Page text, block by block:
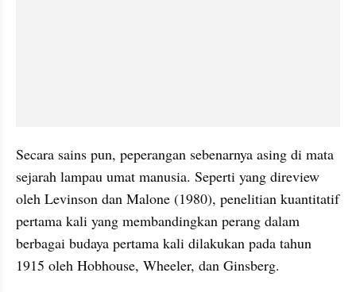
Secara sains pun, peperangan sebenarnya asing di mata
sejarah lampau umat manusia. Seperti yang direview
oleh Levinson dan Malone (1980), penelitian kuantitatif
pertama kali yang membandingkan perang dalam
berbagai budaya pertama kali dilakukan pada tahun
1915 oleh Hobhouse, Wheeler, dan Ginsberg.